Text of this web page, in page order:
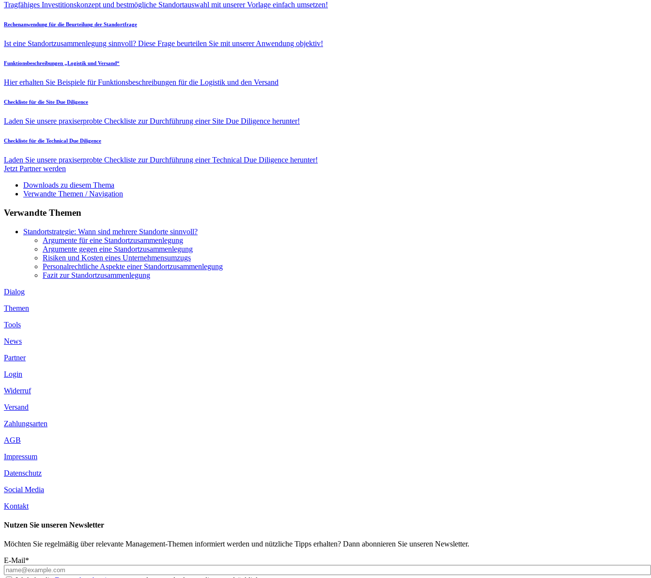
Tragfähiges Investitionskonzept und bestmögliche Standortauswahl mit unserer Vorlage einfach umsetzen!
Rechenanwendung für die Beurteilung der Standortfrage
Ist eine Standortzusammenlegung sinnvoll? Diese Frage beurteilen Sie mit unserer Anwendung objektiv!
Funktionsbeschreibungen „Logistik und Versand“
Hier erhalten Sie Beispiele für Funktionsbeschreibungen für die Logistik und den Versand
Checkliste für die Site Due Diligence
Laden Sie unsere praxiserprobte Checkliste zur Durchführung einer Site Due Diligence herunter!
Checkliste für die Technical Due Diligence
Laden Sie unsere praxiserprobte Checkliste zur Durchführung einer Technical Due Diligence herunter!
Jetzt Partner werden
Downloads zu diesem Thema
Verwandte Themen / Navigation
Verwandte Themen
Standortstrategie: Wann sind mehrere Standorte sinnvoll?
Argumente für eine Standortzusammenlegung
Argumente gegen eine Standortzusammenlegung
Risiken und Kosten eines Unternehmensumzugs
Personalrechtliche Aspekte einer Standortzusammenlegung
Fazit zur Standortzusammenlegung
Dialog
Themen
Tools
News
Partner
Login
Widerruf
Versand
Zahlungsarten
AGB
Impressum
Datenschutz
Social Media
Kontakt
Nutzen Sie unseren Newsletter
Möchten Sie regelmäßig über relevante Management-Themen informiert werden und nützliche Tipps erhalten? Dann abonnieren Sie unseren Newsletter.
E-Mail*